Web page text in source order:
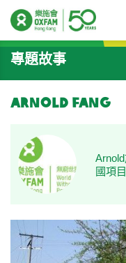
開始主要內容
專題故事
Arnold Fang
國項